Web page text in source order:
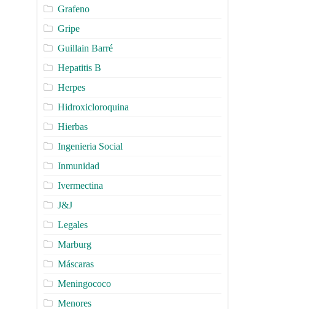
Grafeno
Gripe
Guillain Barré
Hepatitis B
Herpes
Hidroxicloroquina
Hierbas
Ingenieria Social
Inmunidad
Ivermectina
J&J
Legales
Marburg
Máscaras
Meningococo
Menores